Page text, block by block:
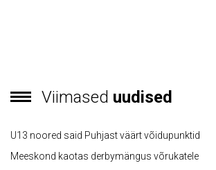
Viimased uudised
U13 noored said Puhjast väärt võidupunktid
Meeskond kaotas derbymängus võrukatele